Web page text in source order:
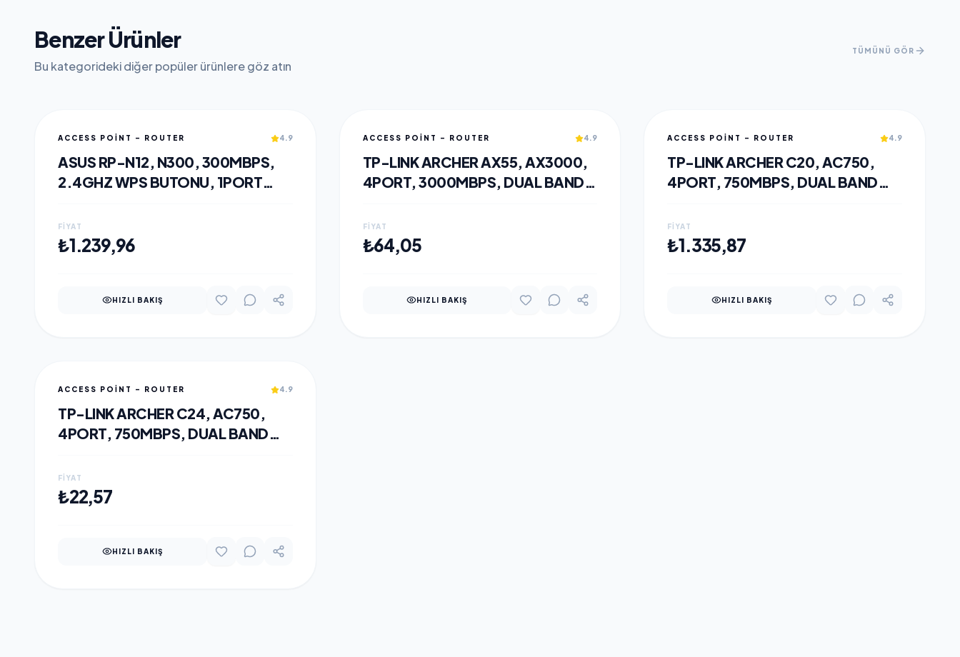
Benzer Ürünler
Bu kategorideki diğer popüler ürünlere göz atın
TÜMÜNÜ GÖR
ACCESS POINT - ROUTER 4.9
ASUS RP-N12, N300, 300MBPS,
2.4GHZ WPS BUTONU, 1PORT
GENIŞLETICI
FIYAT
₺1.239,96
HIZLI BAKIŞ
ACCESS POINT - ROUTER 4.9
TP-LINK ARCHER AX55, AX3000,
4PORT, 3000MBPS, DUAL BAND,
ROUTER, ACCESS POINT
FIYAT
₺64,05
HIZLI BAKIŞ
ACCESS POINT - ROUTER 4.9
TP-LINK ARCHER C20, AC750,
4PORT, 750MBPS, DUAL BAND
ROUTER, ACCESS POINT, RANGE
EXTENDER
FIYAT
₺1.335,87
HIZLI BAKIŞ
ACCESS POINT - ROUTER 4.9
TP-LINK ARCHER C24, AC750,
4PORT, 750MBPS, DUAL BAND
ROUTER, ACCESS POINT, RANGE
EXTENDER
FIYAT
₺22,57
HIZLI BAKIŞ